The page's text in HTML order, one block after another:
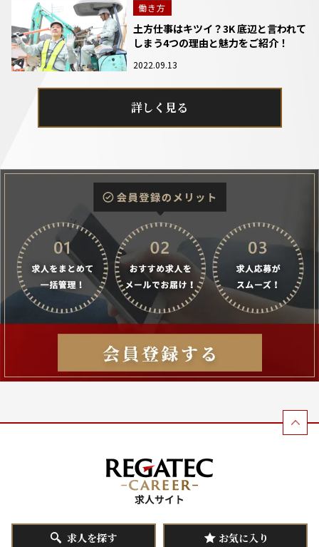
働き方
土方仕事はキツイ？3K 底辺と言われて
しまう4つの理由と魅力をご紹介！
2022.09.13
詳しく見る
求人を探す お気に入り